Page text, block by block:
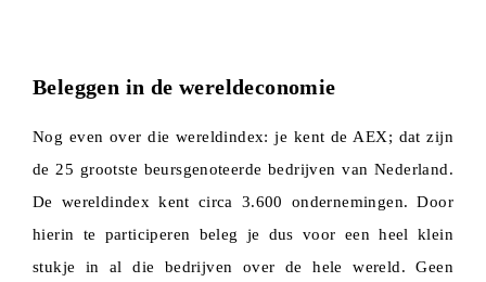
Beleggen in de wereldeconomie
Nog even over die wereldindex: je kent de AEX; dat zijn
de 25 grootste beursgenoteerde bedrijven van Nederland.
De wereldindex kent circa 3.600 ondernemingen. Door
hierin te participeren beleg je dus voor een heel klein
stukje in al die bedrijven over de hele wereld. Geen